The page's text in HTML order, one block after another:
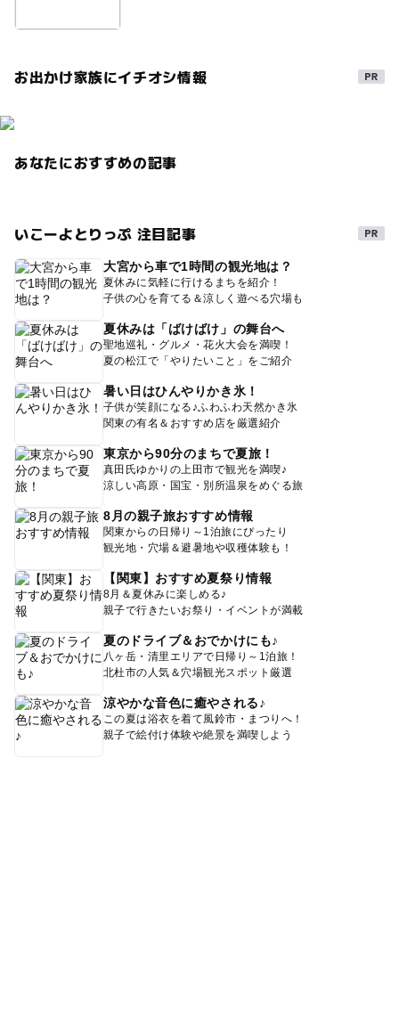
お出かけ家族にイチオシ情報
あなたにおすすめの記事
いこーよとりっぷ 注目記事
大宮から車で1時間の観光地は？
夏休みに気軽に行けるまちを紹介！
子供の心を育てる＆涼しく遊べる穴場も
夏休みは「ばけばけ」の舞台へ
聖地巡礼・グルメ・花火大会を満喫！
夏の松江で「やりたいこと」をご紹介
暑い日はひんやりかき氷！
子供が笑顔になる♪ふわふわ天然かき氷
関東の有名＆おすすめ店を厳選紹介
東京から90分のまちで夏旅！
真田氏ゆかりの上田市で観光を満喫♪
涼しい高原・国宝・別所温泉をめぐる旅
8月の親子旅おすすめ情報
関東からの日帰り～1泊旅にぴったり
観光地・穴場＆避暑地や収穫体験も！
【関東】おすすめ夏祭り情報
8月＆夏休みに楽しめる♪
親子で行きたいお祭り・イベントが満載
夏のドライブ＆おでかけにも♪
八ヶ岳・清里エリアで日帰り～1泊旅！
北杜市の人気＆穴場観光スポット厳選
涼やかな音色に癒やされる♪
この夏は浴衣を着て風鈴市・まつりへ！
親子で絵付け体験や絶景を満喫しよう